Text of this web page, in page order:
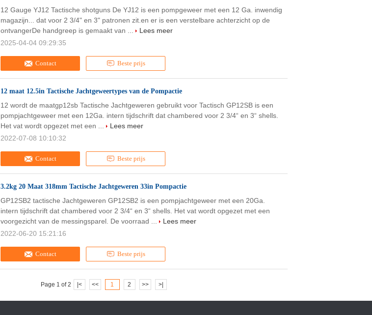
Contact Beste prijs
12 Gauge YJ12 Tactische shotguns De YJ12 is een pompgeweer met een 12 Ga. inwendig
magazijn... dat voor 2 3/4" en 3" patronen zit.en er is een verstelbare achterzicht op de
ontvangerDe handgreep is gemaakt van ...
Lees meer
2025-04-04 09:29:35
12 maat 12.5in Tactische Jachtgeweertypes van de Pompactie
Contact Beste prijs
12 wordt de maatgp12sb Tactische Jachtgeweren gebruikt voor Tactisch GP12SB is een
pompjachtgeweer met een 12Ga. intern tijdschrift dat chambered voor 2 3/4“ en 3“ shells.
Het vat wordt opgezet met een ...
Lees meer
2022-07-08 10:10:32
3.2kg 20 Maat 318mm Tactische Jachtgeweren 33in Pompactie
Contact Beste prijs
GP12SB2 tactische Jachtgeweren GP12SB2 is een pompjachtgeweer met een 20Ga.
intern tijdschrift dat chambered voor 2 3/4“ en 3“ shells. Het vat wordt opgezet met een
voorgezicht van de messingsparel. De voorraad ...
Lees meer
2022-06-20 15:21:16
Page 1 of 2 |< << 1 2 >> >|